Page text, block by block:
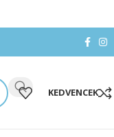
KEDVENCEK